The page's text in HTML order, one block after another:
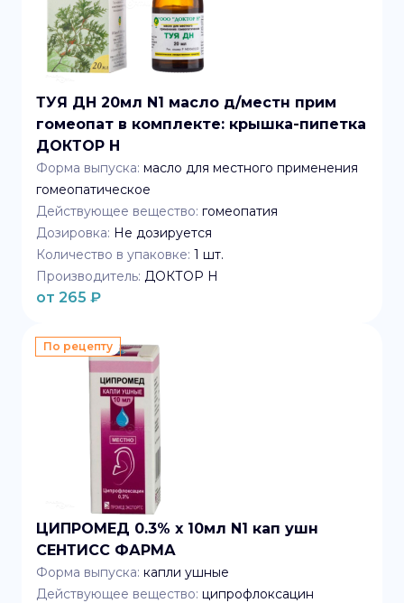
ТУЯ ДН 20мл N1 масло д/местн прим
гомеопат в комплекте: крышка-пипетка
ДОКТОР Н
Форма выпуска: масло для местного применения
гомеопатическое
Действующее вещество: гомеопатия
Дозировка: Не дозируется
Количество в упаковке: 1 шт.
Производитель: ДОКТОР Н
от 265 ₽
По рецепту
ЦИПРОМЕД 0.3% x 10мл N1 кап ушн
СЕНТИСС ФАРМА
Форма выпуска: капли ушные
Действующее вещество: ципрофлоксацин